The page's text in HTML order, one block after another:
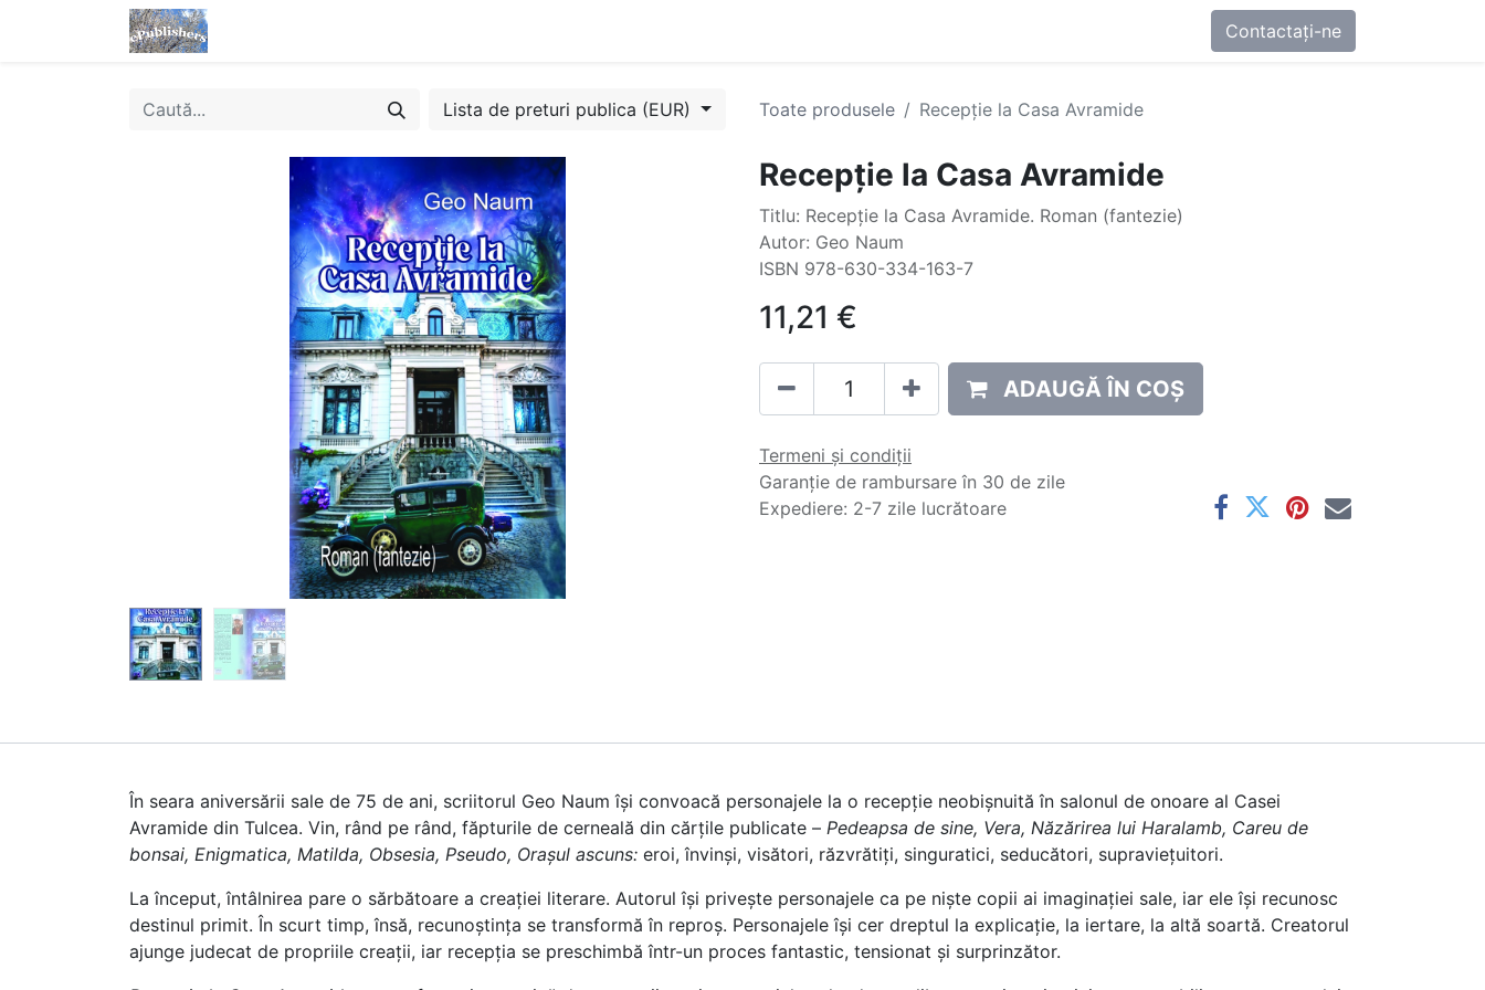
Contactați-ne
Lista de preturi publica (EUR) Toate produsele Recepție la Casa Avramide
Recepție la Casa Avramide
Titlu: Recepție la Casa Avramide. Roman (fantezie)
Autor: Geo Naum
ISBN 978-630-334-163-7
11,21 €
ADAUGĂ ÎN COȘ
Termeni și condiții
Garanție de rambursare în 30 de zile
Expediere: 2-7 zile lucrătoare
În seara aniversării sale de 75 de ani, scriitorul Geo Naum își convoacă personajele la o recepție neobișnuită în salonul de onoare al Casei
Avramide din Tulcea. Vin, rând pe rând, făpturile de cerneală din cărțile publicate – Pedeapsa de sine, Vera, Năzărirea lui Haralamb, Careu de
bonsai, Enigmatica, Matilda, Obsesia, Pseudo, Orașul ascuns: eroi, învinși, visători, răzvrătiți, singuratici, seducători, supraviețuitori.
La început, întâlnirea pare o sărbătoare a creației literare. Autorul își privește personajele ca pe niște copii ai imaginației sale, iar ele își recunosc
destinul primit. În scurt timp, însă, recunoștința se transformă în reproș. Personajele își cer dreptul la explicație, la iertare, la altă soartă. Creatorul
ajunge judecat de propriile creații, iar recepția se preschimbă într-un proces fantastic, tensionat și surprinzător.